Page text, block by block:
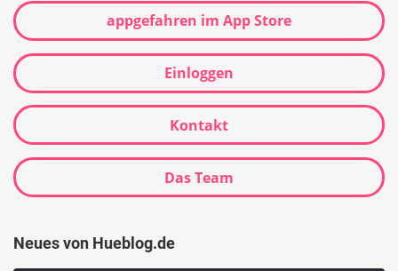
appgefahren im App Store
Einloggen
Kontakt
Das Team
Neues von Hueblog.de